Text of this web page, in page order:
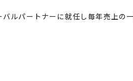
ルパートナーに就任し毎年売上の